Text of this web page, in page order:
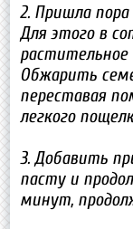
2. Пришла
Для этого в
растительное
Обжарить
переставая
легкого
3. Добавить
пасту и
минут,